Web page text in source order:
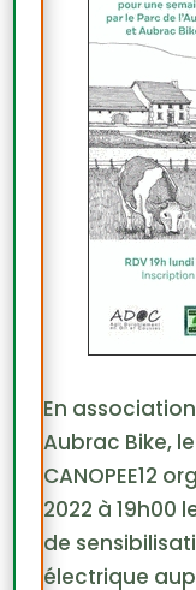
En
Aubrac Bike,
CANOPEE12
2022 à 19h00
de
électrique